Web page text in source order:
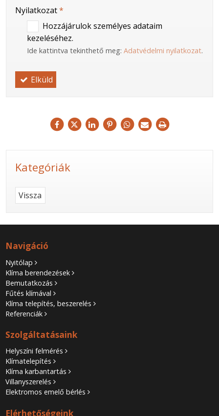
Nyilatkozat*
Hozzájárulok személyes adataim
kezeléséhez.
Ide kattintva tekinthető meg: Adatvédelmi nyilatkozat.
Elküld
Kategóriák
Vissza
Navigáció
Nyitólap
Klíma berendezések
Bemutatkozás
Fűtés klímával
Klíma telepítés, beszerelés
Referenciák
Szolgáltatásaink
Helyszíni felmérés
Klímatelepítés
Klíma karbantartás
Villanyszerelés
Elektromos emelő bérlés
Elérhetőségeink